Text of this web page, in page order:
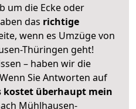
um die Ecke oder
das richtige
wenn es Umzüge von
Thüringen geht!
– haben wir die
Sie Antworten auf
kostet überhaupt mein
Mühlhausen-